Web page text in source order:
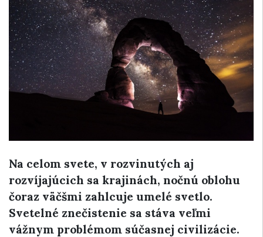
Na celom svete, v rozvinutých aj
rozvíjajúcich sa krajinách, nočnú oblohu
čoraz väčšmi zahlcuje umelé svetlo.
Svetelné znečistenie sa stáva veľmi
vážnym problémom súčasnej civilizácie.